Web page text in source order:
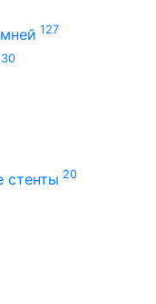
127
30
стенты 20